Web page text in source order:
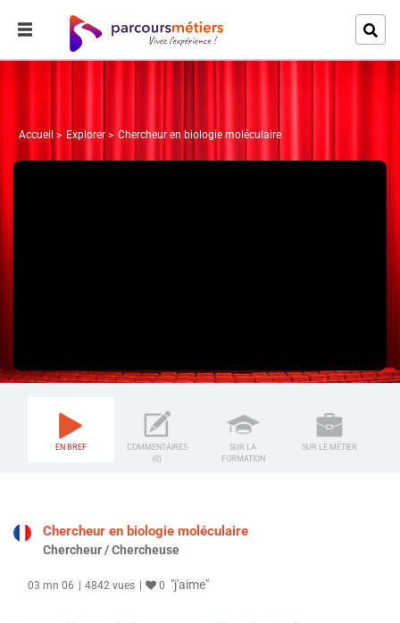
Accueil Explorer Chercheur en biologie moléculaire
EN BREF
COMMENTAIRES
(0)
SUR LA
FORMATION
SUR LE MÉTIER
Chercheur en biologie moléculaire
Chercheur / Chercheuse
03 mn 06 4842 vues 0 "j'aime"